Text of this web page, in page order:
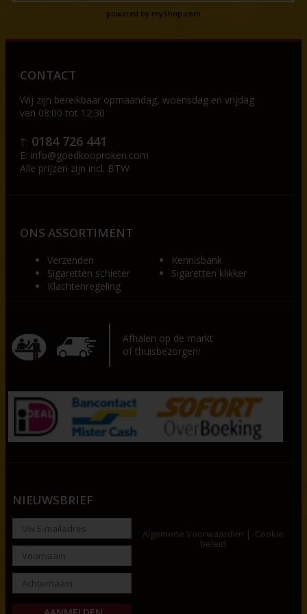
powered by myShop.com
CONTACT
Wij zijn bereikbaar opmaandag, woensdag en vrijdag
van 08:00 tot 12:30
T: 0184 726 441
E: info@goedkooproken.com
Alle prijzen zijn incl. BTW
ONS ASSORTIMENT
Verzenden
Kennisbank
Sigaretten schieter
Sigaretten klikker
Klachtenregeling
Afhalen op de markt
of thuisbezorgen!
NIEUWSBRIEF
Algemene Voorwaarden Cookie
beleid